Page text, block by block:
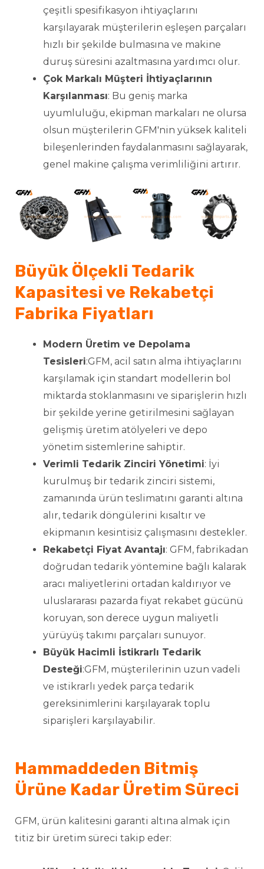
çeşitli spesifikasyon ihtiyaçlarını
karşılayarak müşterilerin eşleşen parçaları
hızlı bir şekilde bulmasına ve makine
duruş süresini azaltmasına yardımcı olur.
Çok Markalı Müşteri İhtiyaçlarının
Karşılanması: Bu geniş marka
uyumluluğu, ekipman markaları ne olursa
olsun müşterilerin GFM'nin yüksek kaliteli
bileşenlerinden faydalanmasını sağlayarak,
genel makine çalışma verimliliğini artırır.
Büyük Ölçekli Tedarik
Kapasitesi ve Rekabetçi
Fabrika Fiyatları
Modern Üretim ve Depolama
Tesisleri:GFM, acil satın alma ihtiyaçlarını
karşılamak için standart modellerin bol
miktarda stoklanmasını ve siparişlerin hızlı
bir şekilde yerine getirilmesini sağlayan
gelişmiş üretim atölyeleri ve depo
yönetim sistemlerine sahiptir.
Verimli Tedarik Zinciri Yönetimi: İyi
kurulmuş bir tedarik zinciri sistemi,
zamanında ürün teslimatını garanti altına
alır, tedarik döngülerini kısaltır ve
ekipmanın kesintisiz çalışmasını destekler.
Rekabetçi Fiyat Avantajı: GFM, fabrikadan
doğrudan tedarik yöntemine bağlı kalarak
aracı maliyetlerini ortadan kaldırıyor ve
uluslararası pazarda fiyat rekabet gücünü
koruyan, son derece uygun maliyetli
yürüyüş takımı parçaları sunuyor.
Büyük Hacimli İstikrarlı Tedarik
Desteği:GFM, müşterilerinin uzun vadeli
ve istikrarlı yedek parça tedarik
gereksinimlerini karşılayarak toplu
siparişleri karşılayabilir.
Hammaddeden Bitmiş
Ürüne Kadar Üretim Süreci
GFM, ürün kalitesini garanti altına almak için
titiz bir üretim süreci takip eder: